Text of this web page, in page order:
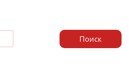
Поиск